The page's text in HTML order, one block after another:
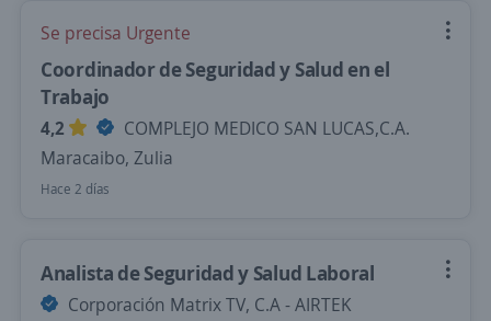
Se precisa Urgente
Coordinador de Seguridad y Salud en el
Trabajo
4,2
COMPLEJO MEDICO SAN LUCAS,C.A.
Maracaibo, Zulia
Hace 2 días
Analista de Seguridad y Salud Laboral
Corporación Matrix TV, C.A - AIRTEK